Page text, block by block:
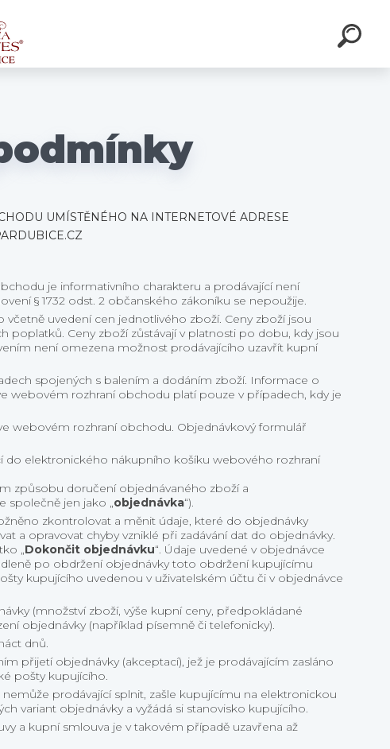
UMÍSTĚNÉHO NA INTERNETOVÉ ADRESE
je informativního charakteru a prodávající není
§ 1732 odst. 2 občanského zákoníku se nepoužije.
uvedení cen jednotlivého zboží. Ceny zboží jsou
poplatků. Ceny zboží zůstávají v platnosti po dobu, kdy jsou
není omezena možnost prodávajícího uzavřít kupní
spojených s balením a dodáním zboží. Informace o
webovém rozhraní obchodu platí pouze v případech, kdy je
webovém rozhraní obchodu. Objednávkový formulář
do elektronického nákupního košíku webového rozhraní
způsobu doručení objednávaného zboží a
společně jen jako „objednávka“).
zkontrolovat a měnit údaje, které do objednávky
a opravovat chyby vzniklé při zadávání dat do objednávky.
„Dokončit objednávku“. Údaje uvedené v objednávce
po obdržení objednávky toto obdržení kupujícímu
kupujícího uvedenou v uživatelském účtu či v objednávce
(množství zboží, výše kupní ceny, předpokládané
objednávky (například písemně či telefonicky).
dnů.
přijetí objednávky (akceptací), jež je prodávajícím zasláno
pošty kupujícího.
prodávající splnit, zašle kupujícímu na elektronickou
variant objednávky a vyžádá si stanovisko kupujícího.
a kupní smlouva je v takovém případě uzavřena až